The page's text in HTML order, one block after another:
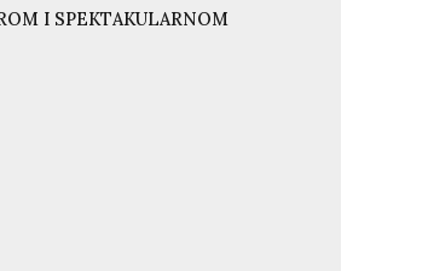
I SPEKTAKULARNOM